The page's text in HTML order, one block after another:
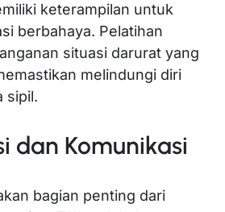
keterampilan untuk
berbahaya. Pelatihan
situasi darurat yang
melindungi diri
sipil.
dan Komunikasi
bagian penting dari